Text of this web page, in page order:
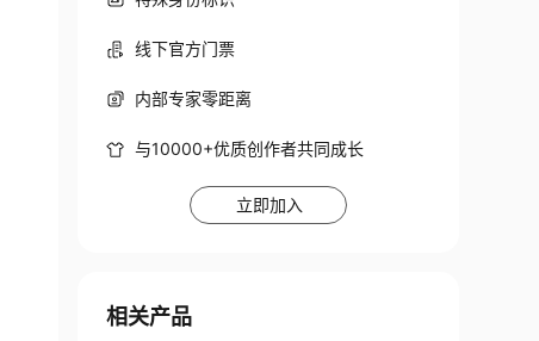
线下官方门票
内部专家零距离
与10000+优质创作者共同成长
立即加入
相关产品